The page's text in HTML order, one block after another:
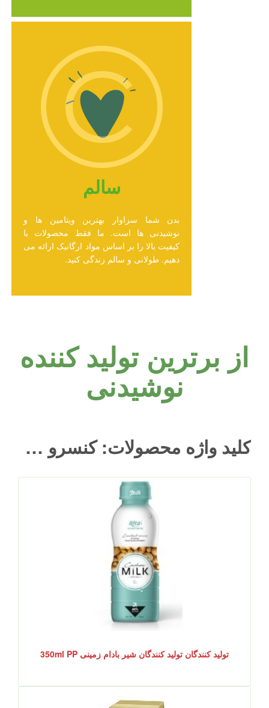
سالم
بدن شما سزاوار بهترین ویتامین ها و
نوشیدنی ها است. ما فقط محصولات با
کیفیت بالا را بر اساس مواد ارگانیک ارائه می
دهیم. طولانی و سالم زندگی کنید.
از برترین تولید کننده
نوشیدنی
کلید واژه محصولات: کنسرو قهوه تولید کننده نوشیدنی
تولید کنندگان تولید کنندگان شیر بادام زمینی 350ml PP